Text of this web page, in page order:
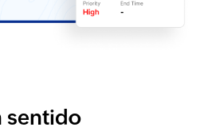
sentido